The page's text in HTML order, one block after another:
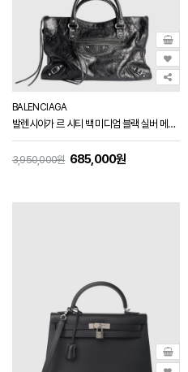
BALENCIAGA
발렌시아가 르 시티 백 미디엄 블랙 실버 메탈 797786
3,950,000원 685,000원